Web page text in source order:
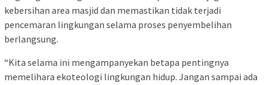
kebersihan area masjid dan memastikan tidak terjadi
pencemaran lingkungan selama proses penyembelihan
berlangsung.
“Kita selama ini mengampanyekan betapa pentingnya
memelihara ekoteologi lingkungan hidup. Jangan sampai ada